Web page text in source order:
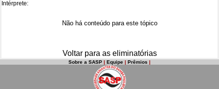
Intérprete:
Não há conteúdo para este tópico
Voltar para as eliminatórias
Sobre a SASP | Equipe | Prêmios |